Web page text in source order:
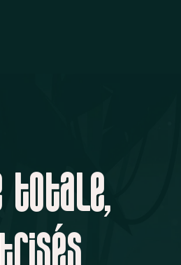
totale,